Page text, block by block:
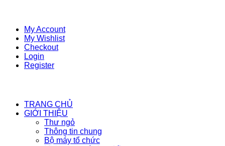
My Account
My Wishlist
Checkout
Login
Register
TRANG CHỦ
GIỚI THIỆU
Thư ngỏ
Thông tin chung
Bộ máy tổ chức